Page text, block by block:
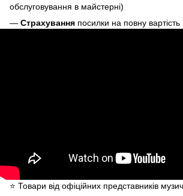
обслуговування в майстерні)
— Страхування посилки на повну вартість
⭐️ Товари від офіційних представників